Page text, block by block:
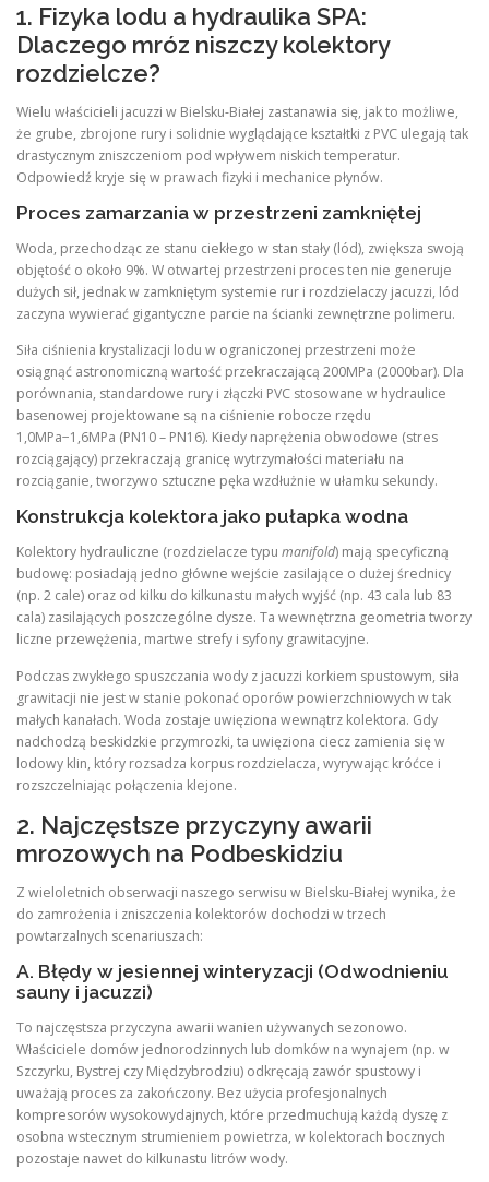
1. Fizyka lodu a hydraulika SPA:
Dlaczego mróz niszczy kolektory
rozdzielcze?
Wielu właścicieli jacuzzi w Bielsku-Białej zastanawia się, jak to możliwe,
że grube, zbrojone rury i solidnie wyglądające kształtki z PVC ulegają tak
drastycznym zniszczeniom pod wpływem niskich temperatur.
Odpowiedź kryje się w prawach fizyki i mechanice płynów.
Proces zamarzania w przestrzeni zamkniętej
Woda, przechodząc ze stanu ciekłego w stan stały (lód), zwiększa swoją
objętość o około 9%. W otwartej przestrzeni proces ten nie generuje
dużych sił, jednak w zamkniętym systemie rur i rozdzielaczy jacuzzi, lód
zaczyna wywierać gigantyczne parcie na ścianki zewnętrzne polimeru.
Siła ciśnienia krystalizacji lodu w ograniczonej przestrzeni może
osiągnąć astronomiczną wartość przekraczającą 200MPa (2000bar). Dla
porównania, standardowe rury i złączki PVC stosowane w hydraulice
basenowej projektowane są na ciśnienie robocze rzędu
1,0MPa−1,6MPa (PN10 – PN16). Kiedy naprężenia obwodowe (stres
rozciągający) przekraczają granicę wytrzymałości materiału na
rozciąganie, tworzywo sztuczne pęka wzdłużnie w ułamku sekundy.
Konstrukcja kolektora jako pułapka wodna
Kolektory hydrauliczne (rozdzielacze typu manifold) mają specyficzną
budowę: posiadają jedno główne wejście zasilające o dużej średnicy
(np. 2 cale) oraz od kilku do kilkunastu małych wyjść (np. 43​ cala lub 83​
cala) zasilających poszczególne dysze. Ta wewnętrzna geometria tworzy
liczne przewężenia, martwe strefy i syfony grawitacyjne.
Podczas zwykłego spuszczania wody z jacuzzi korkiem spustowym, siła
grawitacji nie jest w stanie pokonać oporów powierzchniowych w tak
małych kanałach. Woda zostaje uwięziona wewnątrz kolektora. Gdy
nadchodzą beskidzkie przymrozki, ta uwięziona ciecz zamienia się w
lodowy klin, który rozsadza korpus rozdzielacza, wyrywając króćce i
rozszczelniając połączenia klejone.
2. Najczęstsze przyczyny awarii
mrozowych na Podbeskidziu
Z wieloletnich obserwacji naszego serwisu w Bielsku-Białej wynika, że
do zamrożenia i zniszczenia kolektorów dochodzi w trzech
powtarzalnych scenariuszach:
A. Błędy w jesiennej winteryzacji (Odwodnieniu
sauny i jacuzzi)
To najczęstsza przyczyna awarii wanien używanych sezonowo.
Właściciele domów jednorodzinnych lub domków na wynajem (np. w
Szczyrku, Bystrej czy Międzybrodziu) odkręcają zawór spustowy i
uważają proces za zakończony. Bez użycia profesjonalnych
kompresorów wysokowydajnych, które przedmuchują każdą dyszę z
osobna wstecznym strumieniem powietrza, w kolektorach bocznych
pozostaje nawet do kilkunastu litrów wody.